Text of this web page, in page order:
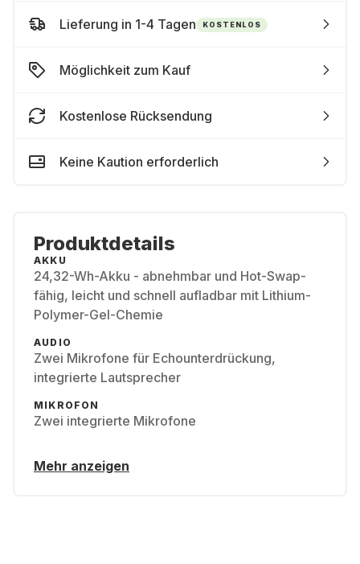
Lieferung in 1-4 Tagen KOSTENLOS
Möglichkeit zum Kauf
Kostenlose Rücksendung
Keine Kaution erforderlich
Produktdetails
AKKU
24,32-Wh-Akku - abnehmbar und Hot-Swap-
fähig, leicht und schnell aufladbar mit Lithium-
Polymer-Gel-Chemie
AUDIO
Zwei Mikrofone für Echounterdrückung,
integrierte Lautsprecher
MIKROFON
Zwei integrierte Mikrofone
Mehr anzeigen